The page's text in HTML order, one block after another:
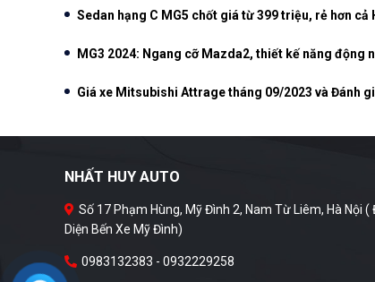
Sedan hạng C MG5 chốt giá từ 399 triệu, rẻ hơn cả
MG3 2024: Ngang cỡ Mazda2, thiết kế năng động
Giá xe Mitsubishi Attrage tháng 09/2023 và Đánh
NHẤT HUY AUTO
Số 17 Phạm Hùng, Mỹ Đình 2, Nam Từ Liêm, Hà Nội (
Diện Bến Xe Mỹ Đình)
0983132383 - 0932229258